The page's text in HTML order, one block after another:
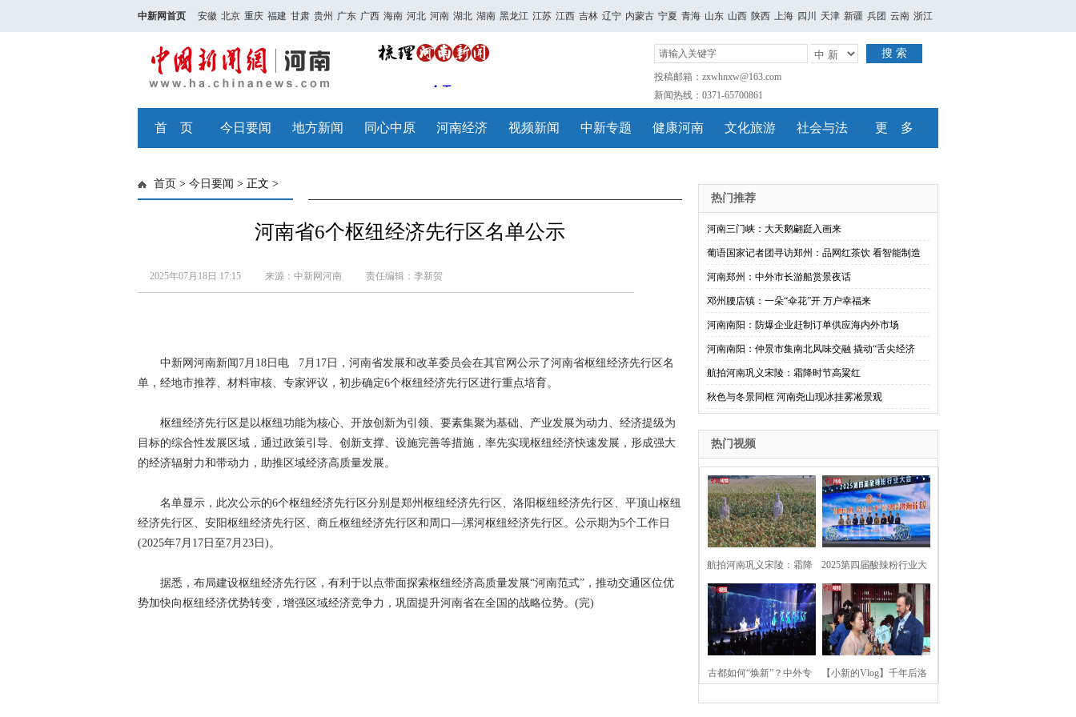
中新网首页 安徽 北京 重庆 福建 甘肃 贵州 广东 广西 海南 河北 河南 湖北 湖南 黑龙江 江苏 江西 吉林 辽宁 内蒙古 宁夏 青海 山东 山西 陕西 上海 四川 天津 新疆 兵团 云南 浙江
搜 索
投稿邮箱：zxwhnxw@163.com
新闻热线：0371-65700861
首 页 今日要闻 地方新闻 同心中原 河南经济 视频新闻 中新专题 健康河南 文化旅游 社会与法 更 多
首页 > 今日要闻 > 正文 >
河南省6个枢纽经济先行区名单公示
2025年07月18日 17:15 来源：中新网河南 责任编辑：李新贺
中新网河南新闻7月18日电 7月17日，河南省发展和改革委员会在其官网公示了河南省枢纽经济先行区名
单，经地市推荐、材料审核、专家评议，初步确定6个枢纽经济先行区进行重点培育。
枢纽经济先行区是以枢纽功能为核心、开放创新为引领、要素集聚为基础、产业发展为动力、经济提级为
目标的综合性发展区域，通过政策引导、创新支撑、设施完善等措施，率先实现枢纽经济快速发展，形成强大
的经济辐射力和带动力，助推区域经济高质量发展。
名单显示，此次公示的6个枢纽经济先行区分别是郑州枢纽经济先行区、洛阳枢纽经济先行区、平顶山枢纽
经济先行区、安阳枢纽经济先行区、商丘枢纽经济先行区和周口—漯河枢纽经济先行区。公示期为5个工作日
(2025年7月17日至7月23日)。
据悉，布局建设枢纽经济先行区，有利于以点带面探索枢纽经济高质量发展“河南范式”，推动交通区位优
势加快向枢纽经济优势转变，增强区域经济竞争力，巩固提升河南省在全国的战略位势。(完)
热门推荐
河南三门峡：大天鹅翩跹入画来
葡语国家记者团寻访郑州：品网红茶饮 看智能制造
河南郑州：中外市长游船赏景夜话
邓州腰店镇：一朵“伞花”开 万户幸福来
河南南阳：防爆企业赶制订单供应海内外市场
河南南阳：仲景市集南北风味交融 撬动“舌尖经济
航拍河南巩义宋陵：霜降时节高粱红
秋色与冬景同框 河南尧山现冰挂雾凇景观
热门视频
航拍河南巩义宋陵：霜降
时节高粱红
2025第四届酸辣粉行业大
会在河南开封举行
古都如何“焕新”？中外专 【小新的Vlog】千年后洛